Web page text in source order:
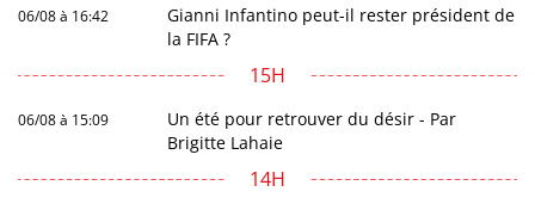
06/08 à 16:42
Gianni Infantino peut-il rester président de
la FIFA ?
15H
06/08 à 15:09
Un été pour retrouver du désir - Par
Brigitte Lahaie
14H